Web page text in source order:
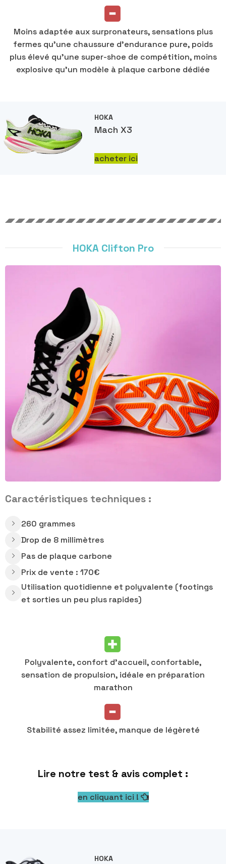
Moins adaptée aux surpronateurs, sensations plus
fermes qu’une chaussure d’endurance pure, poids
plus élevé qu’une super-shoe de compétition, moins
explosive qu’un modèle à plaque carbone dédiée
HOKA
Mach X3
acheter ici
HOKA Clifton Pro
Caractéristiques techniques :
260 grammes
Drop de 8 millimètres
Pas de plaque carbone
Prix de vente : 170€
Utilisation quotidienne et polyvalente (footings
et sorties un peu plus rapides)
Polyvalente, confort d’accueil, confortable,
sensation de propulsion, idéale en préparation
marathon
Stabilité assez limitée, manque de légèreté
Lire notre test & avis complet :
en cliquant ici !
HOKA